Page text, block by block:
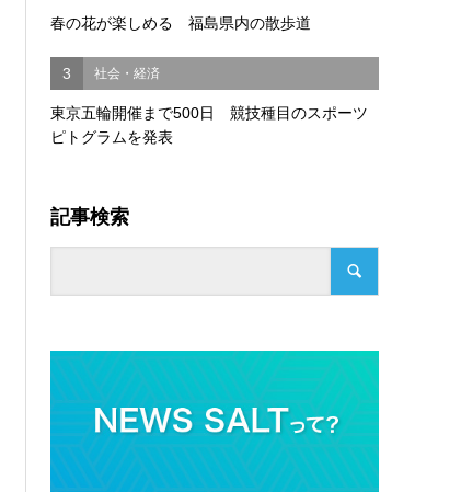
春の花が楽しめる 福島県内の散歩道
3 社会・経済
東京五輪開催まで500日 競技種目のスポーツ
ピトグラムを発表
記事検索